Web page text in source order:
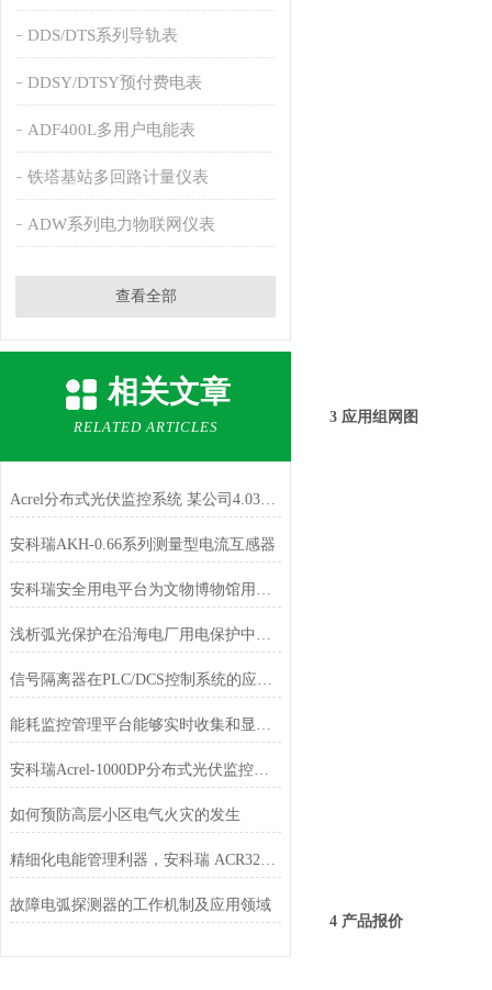
DDS/DTS系列导轨表
DDSY/DTSY预付费电表
ADF400L多用户电能表
铁塔基站多回路计量仪表
ADW系列电力物联网仪表
查看全部
相关文章
RELATED ARTICLES
Acrel分布式光伏监控系统 某公司4.03MW分布式光伏10KV并网系统的应用
安科瑞AKH-0.66系列测量型电流互感器
安科瑞安全用电平台为文物博物馆用电保驾护航
浅析弧光保护在沿海电厂用电保护中的应用方案
信号隔离器在PLC/DCS控制系统的应用分析
能耗监控管理平台能够实时收集和显示能源消耗数据
安科瑞Acrel-1000DP分布式光伏监控系统在广西高速（大茅垌）项目中应用
如何预防高层小区电气火灾的发生
精细化电能管理利器，安科瑞 ACR320E 三相智能电表全面解析
故障电弧探测器的工作机制及应用领域
3 应用组网图
4 产品报价